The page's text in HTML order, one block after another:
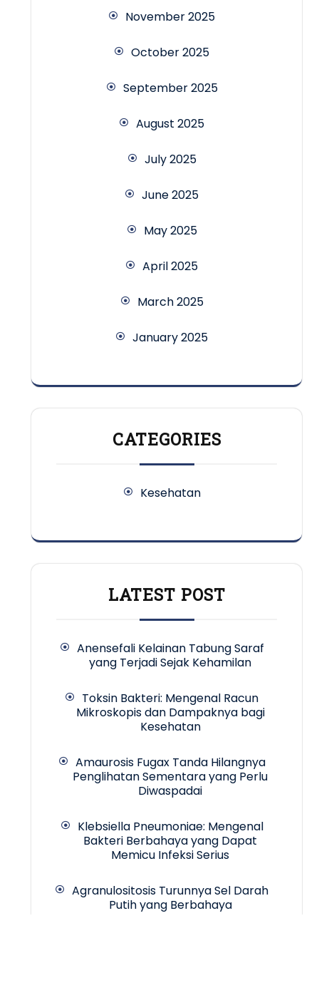
November 2025
October 2025
September 2025
August 2025
July 2025
June 2025
May 2025
April 2025
March 2025
January 2025
CATEGORIES
Kesehatan
LATEST POST
Anensefali Kelainan Tabung Saraf
yang Terjadi Sejak Kehamilan
Toksin Bakteri: Mengenal Racun
Mikroskopis dan Dampaknya bagi
Kesehatan
Amaurosis Fugax Tanda Hilangnya
Penglihatan Sementara yang Perlu
Diwaspadai
Klebsiella Pneumoniae: Mengenal
Bakteri Berbahaya yang Dapat
Memicu Infeksi Serius
Agranulositosis Turunnya Sel Darah
Putih yang Berbahaya